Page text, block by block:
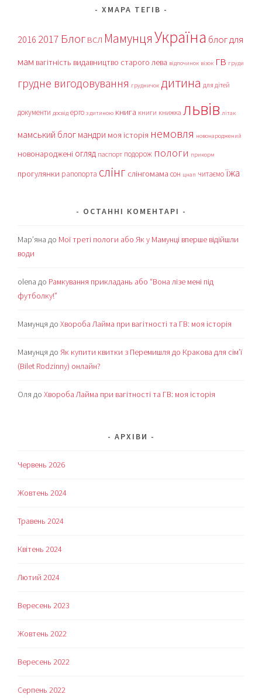
ХМАРА ТЕГІВ
2016 2017 Блог ВСЛ МамунцяУкраїна блог для
мам вагітність видавництво старого лева відпочинок візок гв груди
грудне вигодовування грудничок дитина для дітей
документи досвід ерго з дитиною книга книги книжка львів літак
мамський блог мандри моя історія немовля новонароджений
новонароджені огляд паспорт подорож пологи прикорм
прогулянки рапопорта слінг слінгомама сон цнап читаємоїжа
ОСТАННІ КОМЕНТАРІ
Мар’яна до Мої треті пологи або Як у Мамунці вперше відійшли
води
olena до Рамкування прикладань або “Вона лізе мені під
футболку!”
Мамунця доХвороба Лайма при вагітності та ГВ: моя історія
Мамунця до Як купити квитки з Перемишля до Кракова для сім’ї
(Bilet Rodzinny) онлайн?
Оля доХвороба Лайма при вагітності та ГВ: моя історія
АРХІВИ
Червень 2026
Жовтень 2024
Травень 2024
Квітень 2024
Лютий 2024
Вересень 2023
Жовтень 2022
Вересень 2022
Серпень 2022